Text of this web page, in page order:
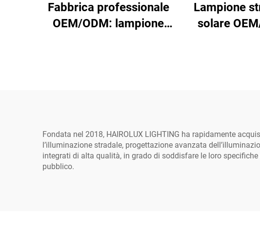
Fabbrica professionale
OEM/ODM: lampione
Lampione
solare
Fondata nel 2018, HAIROLUX LIGHTING ha rapidamente
l’illuminazione stradale, progettazione avanzata
integrati di alta qualità, in grado di soddisfare le loro
pubblico.